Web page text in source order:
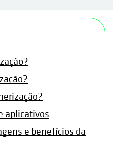
Academia
한국어 (South
aplicativos
e benefícios da